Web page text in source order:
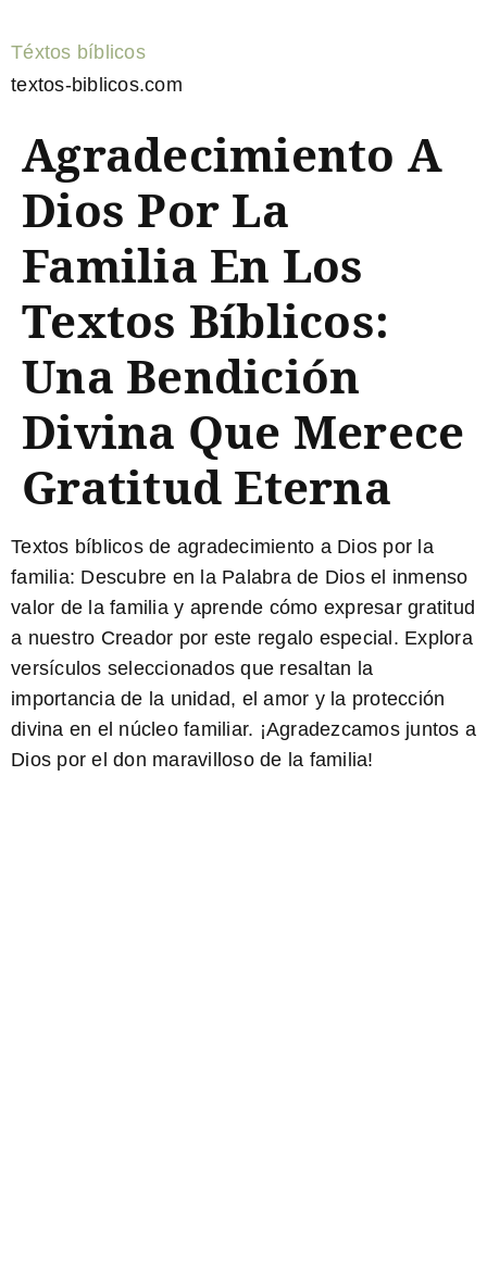
Téxtos bíblicos
textos-biblicos.com
Agradecimiento A
Dios Por La
Familia En Los
Textos Bíblicos:
Una Bendición
Divina Que Merece
Gratitud Eterna
Textos bíblicos de agradecimiento a Dios por la
familia: Descubre en la Palabra de Dios el inmenso
valor de la familia y aprende cómo expresar gratitud
a nuestro Creador por este regalo especial. Explora
versículos seleccionados que resaltan la
importancia de la unidad, el amor y la protección
divina en el núcleo familiar. ¡Agradezcamos juntos a
Dios por el don maravilloso de la familia!